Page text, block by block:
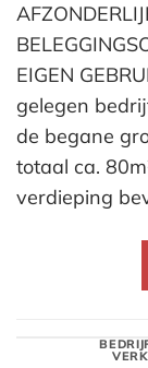
EIGEN
gelegen
de begane
totaal ca.
verdieping